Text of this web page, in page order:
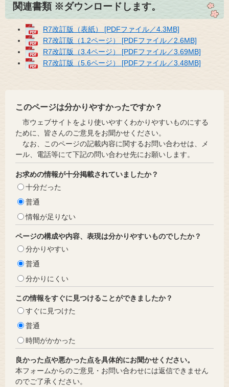
関連書類 ※ダウンロードします。
R7改訂版（表紙） [PDFファイル／4.3MB]
R7改訂版（1.2ページ） [PDFファイル／2.6MB]
R7改訂版（3.4ページ） [PDFファイル／3.69MB]
R7改訂版（5.6ページ） [PDFファイル／3.48MB]
このページは分かりやすかったですか？
市ウェブサイトをより使いやすくわかりやすいものにする
ために、皆さんのご意見をお聞かせください。
なお、このページの記載内容に関するお問い合わせは、メ
ール、電話等にて下記の問い合わせ先にお願いします。
お求めの情報が十分掲載されていましたか？
十分だった
普通
情報が足りない
ページの構成や内容、表現は分かりやすいものでしたか？
分かりやすい
普通
分かりにくい
この情報をすぐに見つけることができましたか？
すぐに見つけた
普通
時間がかかった
良かった点や悪かった点を具体的にお聞かせください。
本フォームからのご意見・お問い合わせには返信できません
のでご了承ください。